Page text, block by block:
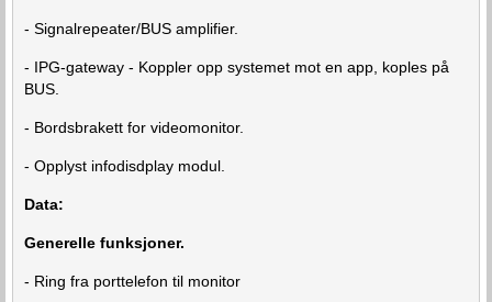
- Signalrepeater/BUS amplifier.
- IPG-gateway - Koppler opp systemet mot en app, koples på
BUS.
- Bordsbrakett for videomonitor.
- Opplyst infodisdplay modul.
Data:
Generelle funksjoner.
- Ring fra porttelefon til monitor